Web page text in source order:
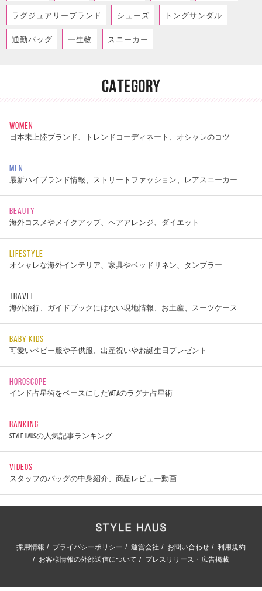
ラグジュアリーブランド シューズ トングサンダル
通勤バッグ 一生物 スニーカー
CATEGORY
WOMEN
日本未上陸ブランド、トレンドコーディネート、オシャレのコツ
MEN
最新ハイブランド情報、ストリートファッション、レアスニーカー
BEAUTY
海外コスメやメイクアップ、ヘアアレンジ、ダイエット
LIFESTYLE
オシャレな海外インテリア、家具やベッドリネン、タンブラー
TRAVEL
海外旅行、ガイドブックにはない現地情報、お土産、スーツケース
BABY KIDS
可愛いベビー服や子供服、出産祝いやお誕生日プレゼント
HOROSCOPE
インド占星術をベースにしたYATAのラグナ占星術
RANKING
STYLE HAUSの人気記事ランキング
VIDEOS
スタッフのバッグの中身紹介、商品レビュー動画
採用情報 プライバシーポリシー 運営会社 お問い合わせ
利用規約
お客様情報の外部送信について
プレスリリース・広告掲載